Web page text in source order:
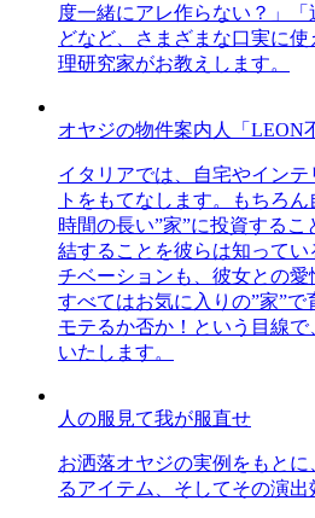
度一緒にアレ作らない？」
どなど、さまざまな口実に
理研究家がお教えします。
オヤジの物件案内人「LEON
イタリアでは、自宅やイン
トをもてなします。もちろ
時間の長い”家”に投資する
結することを彼らは知って
チベーションも、彼女との愛
すべてはお気に入りの”家”
モテるか否か！という目線
いたします。
人の服見て我が服直せ
お洒落オヤジの実例をもと
るアイテム、そしてその演出